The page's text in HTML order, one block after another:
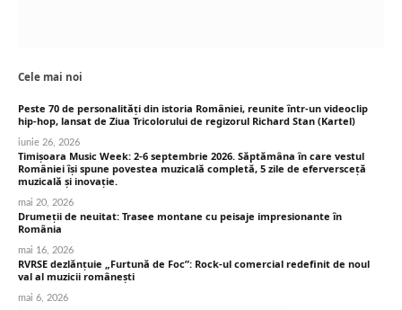
Cele mai noi
Peste 70 de personalități din istoria României, reunite într-un videoclip
hip-hop, lansat de Ziua Tricolorului de regizorul Richard Stan (Kartel)
iunie 26, 2026
Timișoara Music Week: 2-6 septembrie 2026. Săptămâna în care vestul
României își spune povestea muzicală completă, 5 zile de eferversceță
muzicală și inovație.
mai 20, 2026
Drumeții de neuitat: Trasee montane cu peisaje impresionante în
România
mai 16, 2026
RVRSE dezlănțuie „Furtună de Foc”: Rock-ul comercial redefinit de noul
val al muzicii românești
mai 6, 2026